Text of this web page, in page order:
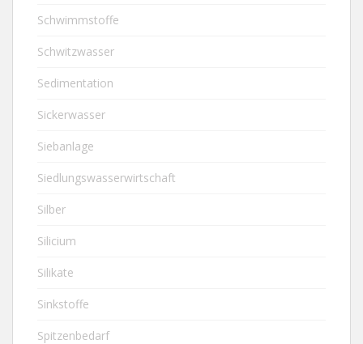
Schwimmstoffe
Schwitzwasser
Sedimentation
Sickerwasser
Siebanlage
Siedlungswasserwirtschaft
Silber
Silicium
Silikate
Sinkstoffe
Spitzenbedarf